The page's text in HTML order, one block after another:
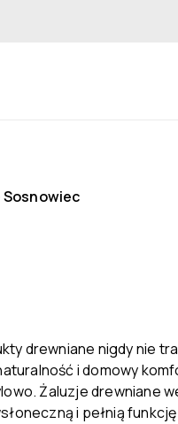
drewniane nigdy nie
i domowy
Żaluzje drewniane
i pełnią